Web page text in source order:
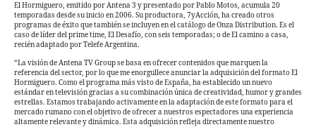
El Hormiguero, emitido por Antena 3 y presentado por Pablo Motos, acumula 20
temporadas desde su inicio en 2006. Su productora, 7yAcción, ha creado otros
programas de éxito que también se incluyen en el catálogo de Onza Distribution. Es el
caso de líder del prime time, El Desafío, con seis temporadas; o de El camino a casa,
recién adaptado por Telefe Argentina.
“La visión de Antena TV Group se basa en ofrecer contenidos que marquen la
referencia del sector, por lo que me enorgullece anunciar la adquisición del formato El
Hormiguero. Como el programa más visto de España, ha establecido un nuevo
estándar en televisión gracias a su combinación única de creatividad, humor y grandes
estrellas. Estamos trabajando activamente en la adaptación de este formato para el
mercado rumano con el objetivo de ofrecer a nuestros espectadores una experiencia
altamente relevante y dinámica. Esta adquisición refleja directamente nuestro